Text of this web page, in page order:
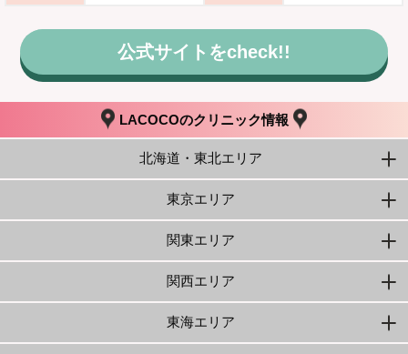
公式サイトをcheck!!
LACOCOのクリニック情報
北海道・東北エリア
東京エリア
関東エリア
関西エリア
東海エリア